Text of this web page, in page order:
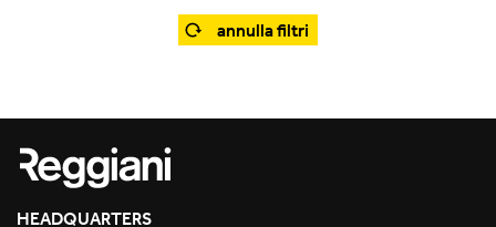
Yori Surface Base
Yori Surface/Pendant
Retail
annulla filtri
HEADQUARTERS